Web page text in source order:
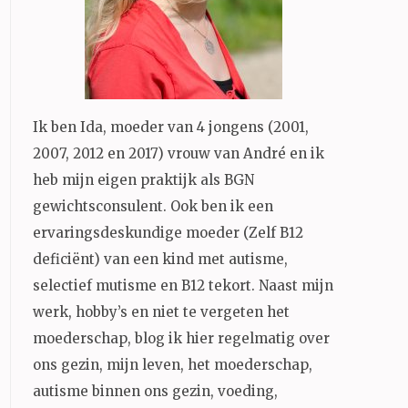
Ik ben Ida, moeder van 4 jongens (2001,
2007, 2012 en 2017) vrouw van André en ik
heb mijn eigen praktijk als BGN
gewichtsconsulent. Ook ben ik een
ervaringsdeskundige moeder (Zelf B12
deficiënt) van een kind met autisme,
selectief mutisme en B12 tekort. Naast mijn
werk, hobby’s en niet te vergeten het
moederschap, blog ik hier regelmatig over
ons gezin, mijn leven, het moederschap,
autisme binnen ons gezin, voeding,